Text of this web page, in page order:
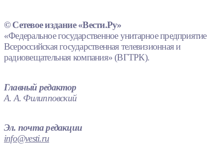
© Сетевое издание «Вести.Ру»
«Федеральное государственное унитарное предприятие
Всероссийская государственная телевизионная и
радиовещательная компания» (ВГТРК).
Главный редактор
А. А. Филипповский
Эл. почта редакции
info@vesti.ru